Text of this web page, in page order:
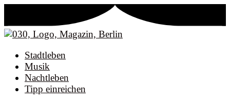
Stadtleben
Musik
Nachtleben
Tipp einreichen